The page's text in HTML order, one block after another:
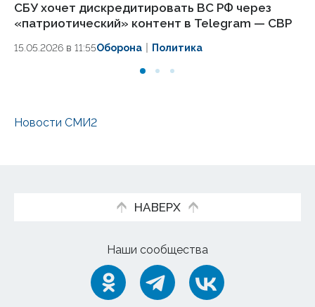
СБУ хочет дискредитировать ВС РФ через
«патриотический» контент в Telegram — СВР
15.05.2026 в 11:55Оборона Политика
Новости СМИ2
НАВЕРХ
Наши сообщества